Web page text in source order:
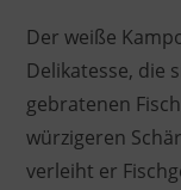
Der weiße
Delikatesse, die
gebratenen
würzigeren
verleiht er